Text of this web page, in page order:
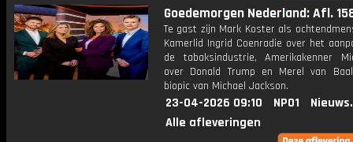
Goedemorgen Nederland: Afl.
Te gast zijn Mark Koster als
Kamerlid Ingrid Coenradie over het
de tabaksindustrie, Amerikakenner
over Donald Trump en Merel van
biopic van Michael Jackson.
23-04-2026 09:10 NPO1
Alle afleveringen